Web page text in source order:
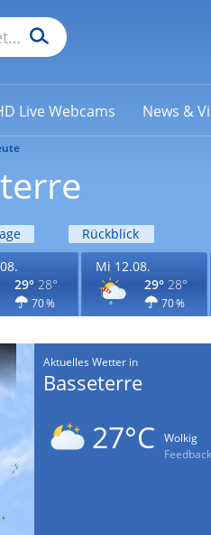
Live Webcams News &
Rückblick
29° 28°
70 %
Mi 12.08.
29° 28°
70 %
Aktuelles Wetter in
Basseterre
27°C
Wolkig